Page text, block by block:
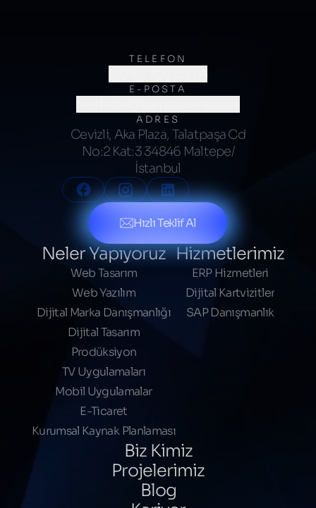
TELEFON
(0216) 706 60 64
E-POSTA
ADRES
Cevizli, Aka Plaza, Talatpaşa Cd
No:2 Kat:3 34846 Maltepe/
İstanbul
Hızlı Teklif Al
Neler Yapıyoruz
Web Tasarım
Web Yazılım
Dijital Marka Danışmanlığı
Dijital Tasarım
Prodüksiyon
TV Uygulamaları
Mobil Uygulamalar
E-Ticaret
Kurumsal Kaynak Planlaması
Hizmetlerimiz
ERP Hizmetleri
Dijital Kartvizitler
SAP Danışmanlık
Biz Kimiz
Projelerimiz
Blog